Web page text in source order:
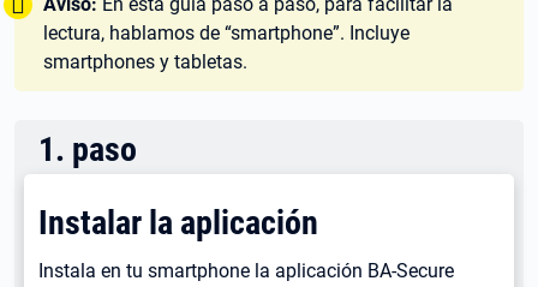
lectura, hablamos de “smartphone”. Incluye
smartphones y tabletas.
1. paso
Instalar la aplicación
Instala en tu smartphone la aplicación BA-Secure